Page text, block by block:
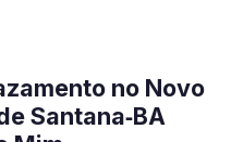
no Novo
Santana‑BA